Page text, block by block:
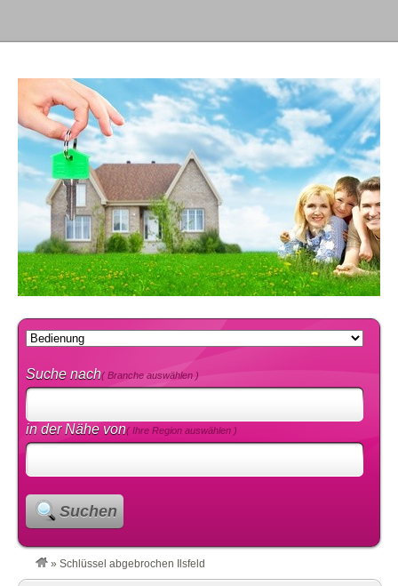
Suche nach( Branche auswählen )
in der Nähe von( Ihre Region auswählen )
Suchen
» Schlüssel abgebrochen Ilsfeld